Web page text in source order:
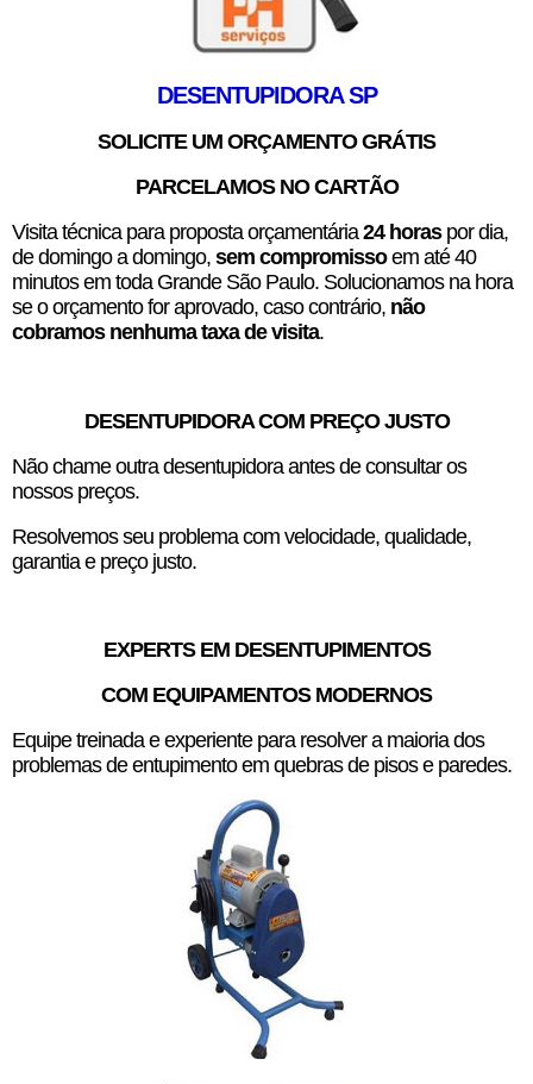
DESENTUPIDORA SP
SOLICITE UM ORÇAMENTO GRÁTIS
PARCELAMOS NO CARTÃO
Visita técnica para proposta orçamentária24 horaspor dia,
de domingo a domingo, sem compromissoem até 40
minutos em toda Grande São Paulo. Solucionamos na hora
se o orçamento for aprovado, caso contrário, não
cobramos nenhuma taxa de visita.
DESENTUPIDORA COM PREÇO JUSTO
Não chame outra desentupidora antes de consultar os
nossos preços.
Resolvemos seu problema com velocidade, qualidade,
garantia e preço justo.
EXPERTS EM DESENTUPIMENTOS
COM EQUIPAMENTOS MODERNOS
Equipe treinada e experiente para resolver a maioria dos
problemas de entupimento em quebras de pisos e paredes.